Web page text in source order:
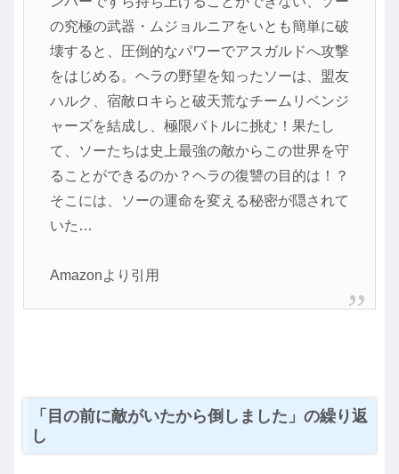
の究極の武器・ムジョルニアをいとも簡単に破
壊すると、圧倒的なパワーでアスガルドへ攻撃
をはじめる。ヘラの野望を知ったソーは、盟友
ハルク、宿敵ロキらと破天荒なチームリベンジ
ャーズを結成し、極限バトルに挑む！果たし
て、ソーたちは史上最強の敵からこの世界を守
ることができるのか？ヘラの復讐の目的は！？
そこには、ソーの運命を変える秘密が隠されて
いた…
Amazonより引用
「目の前に敵がいたから倒しました」の繰り返
し